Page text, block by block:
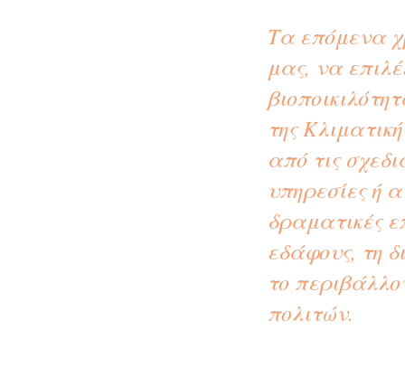
Τα επόμενα
μας, να
της
από τις
υπηρεσίες ή
δραματικές
εδάφους, τη
το
πολιτών.